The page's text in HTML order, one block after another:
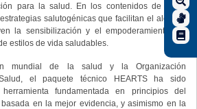
para la salud. En los contenidos de dicha
salutogénicas que facilitan el alcance
la sensibilización y el empoderamiento del
estilos de vida saludables.
mundial de la salud y la Organización
el paquete técnico HEARTS ha sido
fundamentada en principios del
en la mejor evidencia, y asimismo en la